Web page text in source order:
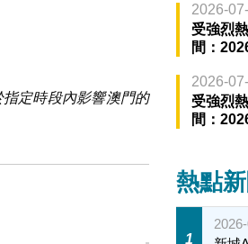
定時段內影響澳門的
2026-
受強烈
間：
2026-
受強烈
間：
熱點
1